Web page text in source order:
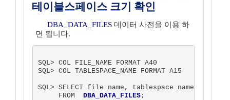
테이블스페이스 크기 확인
DBA_DATA_FILES 데이터 사전을 이용 하
면 됩니다.
SQL> COL FILE_NAME FORMAT A40
SQL> COL TABLESPACE_NAME FORMAT A15
SQL> SELECT file_name, tablespace_name,
     FROM
DBA_DATA_FILES;